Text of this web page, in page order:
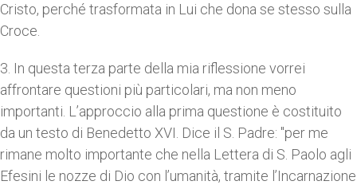
Cristo, perché trasformata in Lui che dona se stesso sulla
Croce.
3. In questa terza parte della mia riflessione vorrei
affrontare questioni più particolari, ma non meno
importanti. L’approccio alla prima questione è costituito
da un testo di Benedetto XVI. Dice il S. Padre: "per me
rimane molto importante che nella Lettera di S. Paolo agli
Efesini le nozze di Dio con l’umanità, tramite l’Incarnazione